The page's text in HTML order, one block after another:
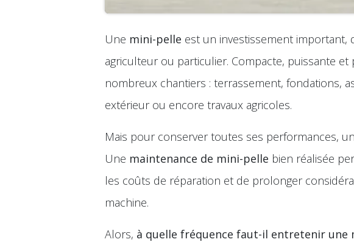
Une mini-pelle est un investissement important,
agriculteur ou particulier. Compacte, puissante
nombreux chantiers : terrassement, fondations,
extérieur ou encore travaux agricoles.
Mais pour conserver toutes ses performances,
Une maintenance de mini-pelle bien réalisée
les coûts de réparation et de prolonger
machine.
Alors, à quelle fréquence faut-il entretenir une